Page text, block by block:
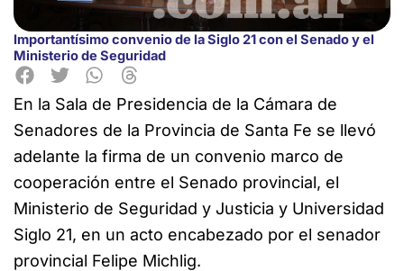
Importantísimo convenio de la Siglo 21 con el Senado y el
Ministerio de Seguridad
En la Sala de Presidencia de la Cámara de
Senadores de la Provincia de Santa Fe se llevó
adelante la firma de un convenio marco de
cooperación entre el Senado provincial, el
Ministerio de Seguridad y Justicia y Universidad
Siglo 21, en un acto encabezado por el senador
provincial Felipe Michlig.